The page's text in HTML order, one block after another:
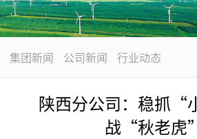
集团新闻 公司新闻 行业动态
陕西分公司：稳抓“
战“秋老虎”